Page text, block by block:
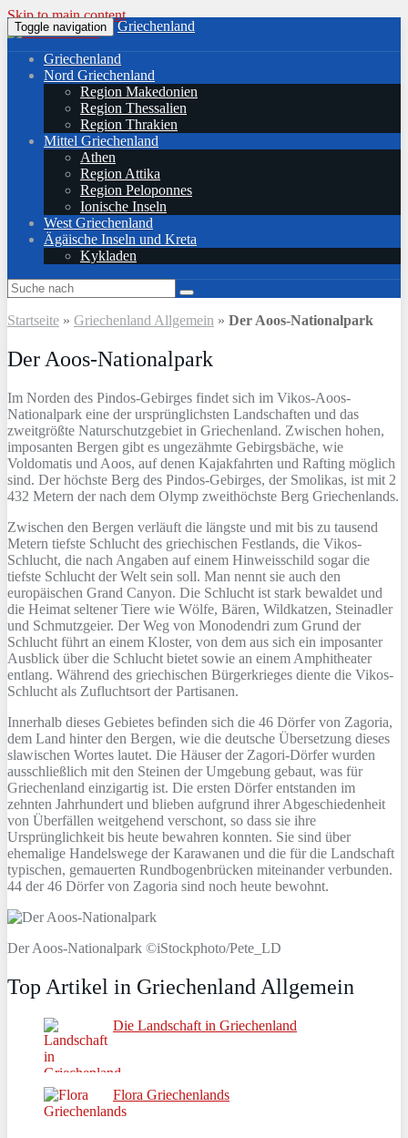
Skip to main content
Toggle navigation Griechenland
Griechenland
Nord Griechenland
Region Makedonien
Region Thessalien
Region Thrakien
Mittel Griechenland
Athen
Region Attika
Region Peloponnes
Ionische Inseln
West Griechenland
Ägäische Inseln und Kreta
Kykladen
Startseite » Griechenland Allgemein » Der Aoos-Nationalpark
Der Aoos-Nationalpark
Im Norden des Pindos-Gebirges findet sich im Vikos-Aoos-
Nationalpark eine der ursprünglichsten Landschaften und das
zweitgrößte Naturschutzgebiet in Griechenland. Zwischen hohen,
imposanten Bergen gibt es ungezähmte Gebirgsbäche, wie
Voldomatis und Aoos, auf denen Kajakfahrten und Rafting möglich
sind. Der höchste Berg des Pindos-Gebirges, der Smolikas, ist mit 2
432 Metern der nach dem Olymp zweithöchste Berg Griechenlands.
Zwischen den Bergen verläuft die längste und mit bis zu tausend
Metern tiefste Schlucht des griechischen Festlands, die Vikos-
Schlucht, die nach Angaben auf einem Hinweisschild sogar die
tiefste Schlucht der Welt sein soll. Man nennt sie auch den
europäischen Grand Canyon. Die Schlucht ist stark bewaldet und
die Heimat seltener Tiere wie Wölfe, Bären, Wildkatzen, Steinadler
und Schmutzgeier. Der Weg von Monodendri zum Grund der
Schlucht führt an einem Kloster, von dem aus sich ein imposanter
Ausblick über die Schlucht bietet sowie an einem Amphitheater
entlang. Während des griechischen Bürgerkrieges diente die Vikos-
Schlucht als Zufluchtsort der Partisanen.
Innerhalb dieses Gebietes befinden sich die 46 Dörfer von Zagoria,
dem Land hinter den Bergen, wie die deutsche Übersetzung dieses
slawischen Wortes lautet. Die Häuser der Zagori-Dörfer wurden
ausschließlich mit den Steinen der Umgebung gebaut, was für
Griechenland einzigartig ist. Die ersten Dörfer entstanden im
zehnten Jahrhundert und blieben aufgrund ihrer Abgeschiedenheit
von Überfällen weitgehend verschont, so dass sie ihre
Ursprünglichkeit bis heute bewahren konnten. Sie sind über
ehemalige Handelswege der Karawanen und die für die Landschaft
typischen, gemauerten Rundbogenbrücken miteinander verbunden.
44 der 46 Dörfer von Zagoria sind noch heute bewohnt.
Der Aoos-Nationalpark ©iStockphoto/Pete_LD
Top Artikel in Griechenland Allgemein
Die Landschaft in Griechenland
Flora Griechenlands